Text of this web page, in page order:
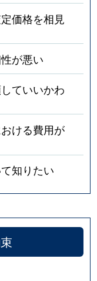
価格を相見
が悪い
ていいかわ
ける費用が
知りたい